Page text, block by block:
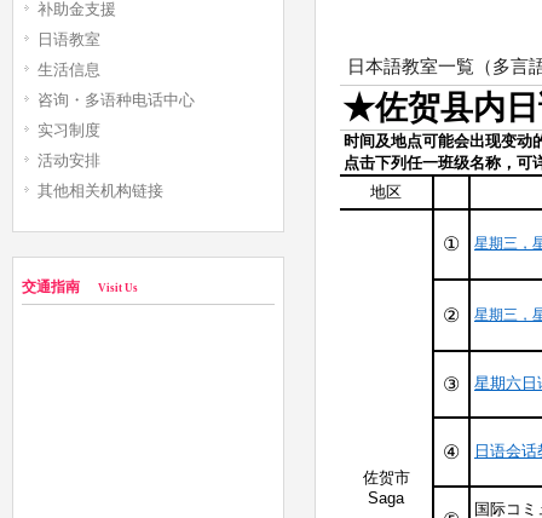
补助金支援
日语教室
生活信息
咨询・多语种电话中心
实习制度
活动安排
其他相关机构链接
交通指南 Visit Us